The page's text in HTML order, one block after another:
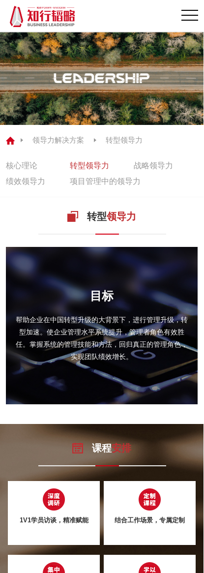
首页
关于我们
领导力解决方案
经典案例
领导力解决方案 转型领导力
核心理论 转型领导力
战略领导力
绩效领导力
项目管理中的领导力
转型领导力
目标
帮助企业在中国转型升级的大背景下，进行管理升级，转
型加速。使企业管理水平系统提升，管理者角色有效胜
任。掌握系统的管理技能和方法，回归真正的管理角色，
实现团队绩效增长。
课程安排
1V1学员访谈，精准赋能 结合工作场景，专属定制